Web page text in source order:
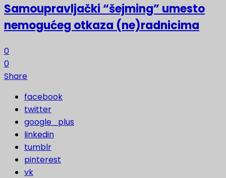
Samoupravljački “šejming” umesto
nemogućeg otkaza (ne)radnicima
0
0
Share
facebook
twitter
google_plus
linkedin
tumblr
pinterest
vk